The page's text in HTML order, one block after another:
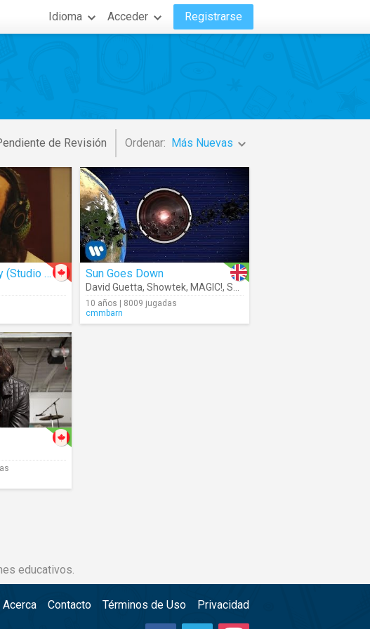
Idioma Acceder Registrarse
de Revisión Ordenar: Más Nuevas
Lay You Down Easy (Studio Version) Sun Goes Down
David Guetta, Showtek, MAGIC!, Sonny Wilson
10 años | 8009 jugadas
cmmbarn
educativos.
Acerca Contacto Términos de Uso Privacidad